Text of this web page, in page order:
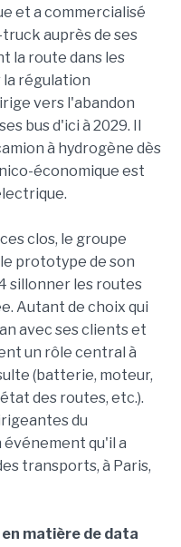
et a commercialisé
auprès de ses
la route dans les
la régulation
vers l'abandon
bus d'ici à 2029. Il
à hydrogène dès
économique est
clos, le groupe
prototype de son
sillonner les routes
Autant de choix qui
avec ses clients et
un rôle central à
(batterie, moteur,
des routes, etc.).
du
qu'il a
transports, à Paris,
matière de data